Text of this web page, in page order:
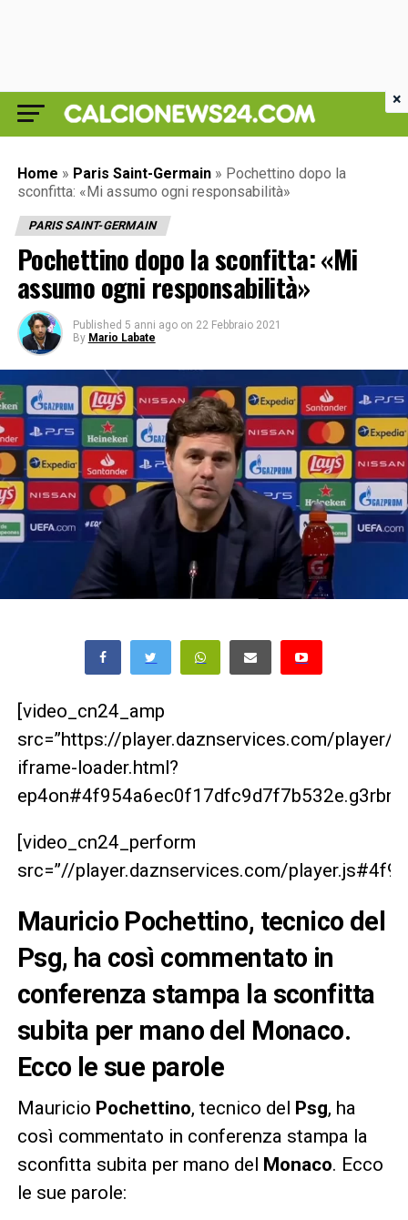
Home » Paris Saint-Germain » Pochettino dopo la
sconfitta: «Mi assumo ogni responsabilità»
PARIS SAINT-GERMAIN
Pochettino dopo la sconfitta: «Mi
assumo ogni responsabilità»
Published 5 anni ago on 22 Febbraio 2021
By Mario Labate
[video_cn24_amp
src=”https://player.daznservices.com/player/
iframe-loader.html?
[video_cn24_perform
src=”//player.daznservices.com/
Mauricio Pochettino, tecnico del
Psg, ha così commentato in
conferenza stampa la sconfitta
subita per mano del Monaco.
Ecco le sue parole
Mauricio Pochettino, tecnico del Psg, ha
così commentato in conferenza stampa la
sconfitta subita per mano del
Monaco. Ecco
le sue parole:
×